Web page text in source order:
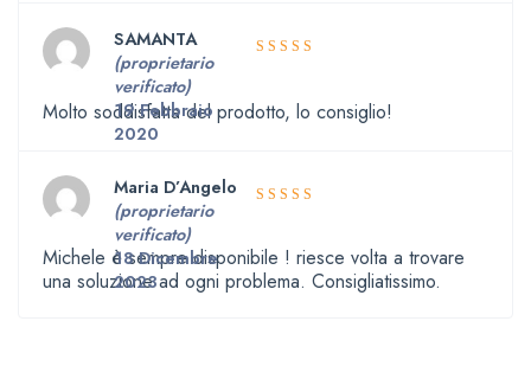
SAMANTA
(proprietario
verificato)
19 Febbraio
2020
Molto soddisfatta del prodotto, lo consiglio!
Maria D’Angelo
(proprietario
verificato)
18 Dicembre
2023
Michele è sempre disponibile ! riesce volta a trovare
una soluzione ad ogni problema. Consigliatissimo.